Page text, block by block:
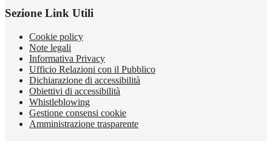
Sezione Link Utili
Cookie policy
Note legali
Informativa Privacy
Ufficio Relazioni con il Pubblico
Dichiarazione di accessibilità
Obiettivi di accessibilità
Whistleblowing
Gestione consensi cookie
Amministrazione trasparente